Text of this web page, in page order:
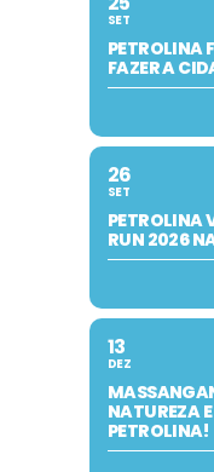
SET
PETROLINA
FAZER A
26
SET
PETROLINA
RUN 2026
13
DEZ
NATUREZA
PETROLINA!